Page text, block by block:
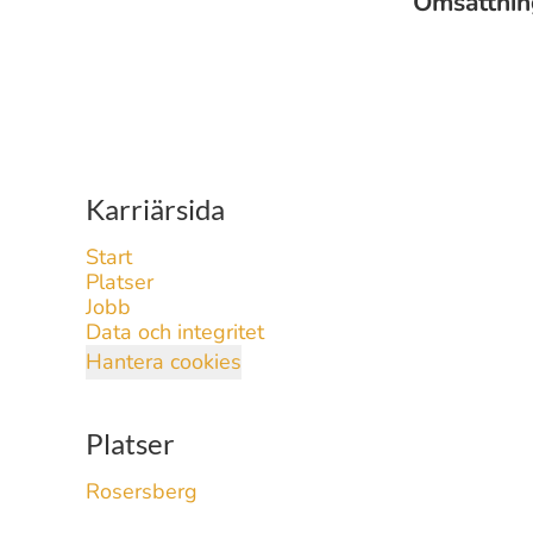
Karriärsida
Start
Platser
Jobb
Data och integritet
Hantera cookies
Platser
Rosersberg